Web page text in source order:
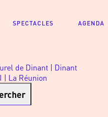
SPECTACLES AGENDA
de Dinant | Dinant
| La Réunion